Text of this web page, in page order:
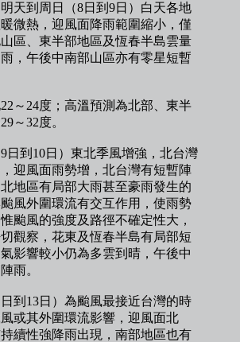
天到周日（8日到9日）白天各地
微熱，迎風面降雨範圍縮小，僅
區、東半部地區及恆春半島雲量
，午後中南部山區亦有零星短暫
～24度；高溫預測為北部、東半
～32度。
日到10日）東北季風增強，北台灣
迎風面雨勢增，北台灣有短暫陣
地區有局部大雨甚至豪雨發生的
風外圍環流有交互作用，使雨勢
颱風的強度及路徑不確定性大，
觀察，花東及恆春半島有局部短
影響較小仍為多雲到晴，午後中
雨。
到13日）為颱風最接近台灣的時
或其外圍環流影響，迎風面北
續性強降雨出現，南部地區也有